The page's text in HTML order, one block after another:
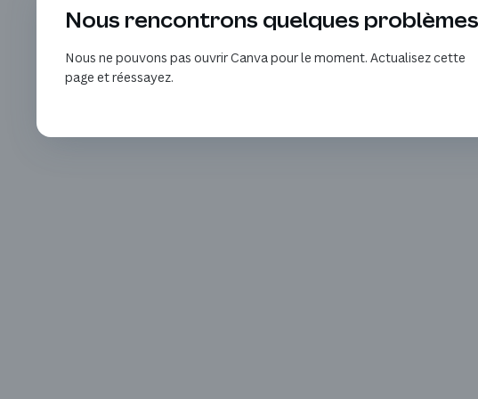
Nous rencontrons quelques problèmes
Nous ne pouvons pas ouvrir Canva pour le moment. Actualisez cette
page et réessayez.